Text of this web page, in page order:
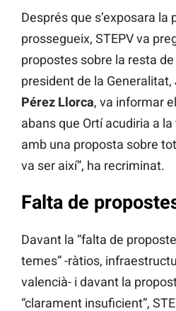
Després que s’exposara
prossegueix, STEPV va
propostes sobre la resta
president de la Generalitat,
Pérez Llorca, va informar
abans que Ortí acudiria a
amb una proposta sobre
va ser així”, ha recriminat.
Falta de
Davant la “falta de
temes” -ràtios,
valencià- i davant la
“clarament insuficient”,